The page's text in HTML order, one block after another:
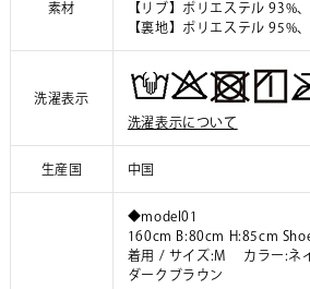
素材
【リブ】ポリエステル 93%
【裏地】ポリエステル 95%
洗濯表示
洗濯表示について
生産国 中国
◆model01
160cm B:80cm H:85cm
着用 / サイズ:M カラー:ネ
ダークブラウン